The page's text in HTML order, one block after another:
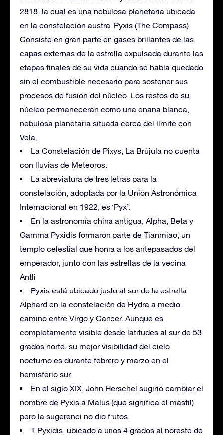
2818, la cual es una nebulosa planetaria ubicada
en la constelación austral Pyxis (The Compass).
Consiste en gran parte en gases brillantes de las
capas externas de la estrella expulsada durante las
etapas finales de su vida cuando se había quedado
sin el combustible necesario para sostener sus
procesos de fusión del núcleo. Los restos de su
núcleo permanecerán como una enana blanca,
nebulosa planetaria situada cerca del límite con
Vela.
La Constelación de Pixys, La Brújula no cuenta
con lluvias de Meteoros.
La abreviatura de tres letras para la
constelación, adoptada por la Unión Astronómica
Internacional en 1922, es ‘Pyx’.
En la astronomía china antigua, Alpha, Beta y
Gamma Pyxidis formaron parte de Tianmiao, un
templo celestial que honra a los antepasados ​​del
emperador, junto con las estrellas de la vecina
Antli
Pyxis está ubicado justo al sur de la estrella
Alphard en la constelación de Hydra a medio
camino entre Virgo y Cancer. Aunque es
completamente visible desde latitudes al sur de 53
grados norte, su mejor visibilidad del cielo
nocturno es durante febrero y marzo en el
hemisferio sur.
En el siglo XIX, John Herschel sugirió cambiar el
nombre de Pyxis a Malus (que significa el mástil)
pero la sugerenci no dio frutos.
T Pyxidis, ubicado a unos 4 grados al noreste de